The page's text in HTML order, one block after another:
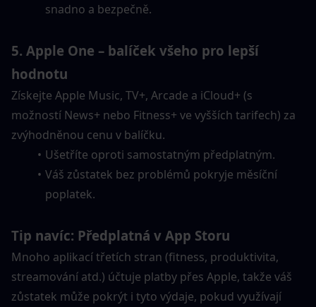
snadno a bezpečně.
5. Apple One – balíček všeho pro lepší
hodnotu
Získejte Apple Music, TV+, Arcade a iCloud+ (s
možností News+ nebo Fitness+ ve vyšších tarifech) za
zvýhodněnou cenu v balíčku.
Ušetříte oproti samostatným předplatným.
Váš zůstatek bez problémů pokryje měsíční
poplatek.
Tip navíc: Předplatná v App Storu
Mnoho aplikací třetích stran (fitness, produktivita,
streamování atd.) účtuje platby přes Apple, takže váš
zůstatek může pokrýt i tyto výdaje, pokud využívají